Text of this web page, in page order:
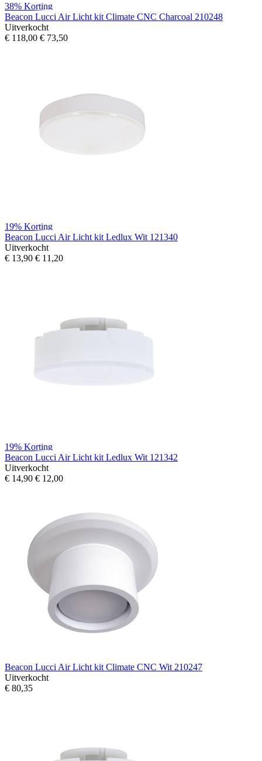
38% Korting
Beacon Lucci Air Licht kit Climate CNC Charcoal 210248
Uitverkocht
€ 118,00 € 73,50
19% Korting
Beacon Lucci Air Licht kit Ledlux Wit 121340
Uitverkocht
€ 13,90 € 11,20
19% Korting
Beacon Lucci Air Licht kit Ledlux Wit 121342
Uitverkocht
€ 14,90 € 12,00
Beacon Lucci Air Licht kit Climate CNC Wit 210247
Uitverkocht
€ 80,35